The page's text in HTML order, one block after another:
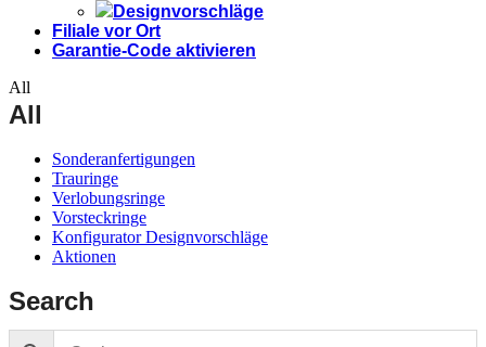
Designvorschläge
Filiale vor Ort
Garantie-Code aktivieren
All
All
Sonderanfertigungen
Trauringe
Verlobungsringe
Vorsteckringe
Konfigurator Designvorschläge
Aktionen
Search